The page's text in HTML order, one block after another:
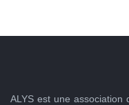
ALYS est une